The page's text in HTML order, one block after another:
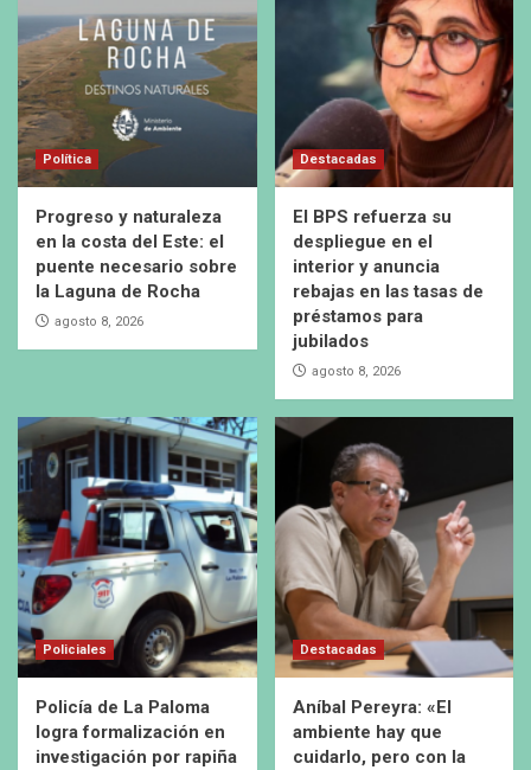
Política
Progreso y naturaleza
en la costa del Este: el
puente necesario sobre
la Laguna de Rocha
agosto 8, 2026
Destacadas
El BPS refuerza su
despliegue en el
interior y anuncia
rebajas en las tasas de
préstamos para
jubilados
agosto 8, 2026
Policiales
Policía de La Paloma
logra formalización en
investigación por rapiña
Destacadas
Aníbal Pereyra: «El
ambiente hay que
cuidarlo, pero con la